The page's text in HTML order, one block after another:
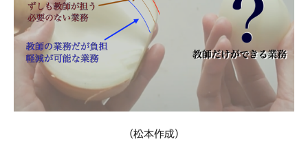
（松本作成）